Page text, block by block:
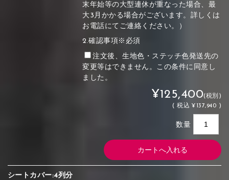
末年始等の大型連休が重なった場合、最
大3月かかる場合がございます。詳しくは
お電話にてご連絡ください。）
2.確認事項※必須
注文後、生地色・ステッチ色発送先の
変更等はできません。この条件に同意し
ました。
¥125,400(税別)
(税込 ¥137,940 )
数量
シートカバー:4列分